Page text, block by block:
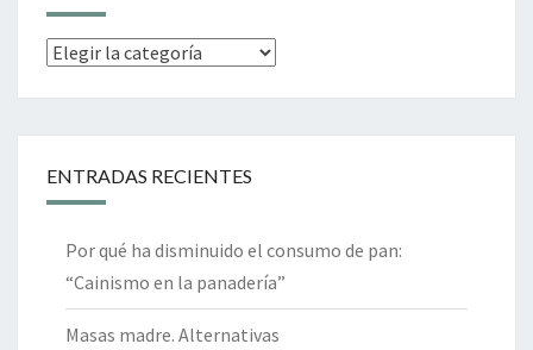
Categorías
ENTRADAS RECIENTES
Por qué ha disminuido el consumo de pan:
“Cainismo en la panadería”
Masas madre. Alternativas